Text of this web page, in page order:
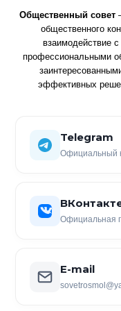
Общественный совет
общественного
взаимодействие
профессиональными
эффективных
Telegram
Официальный
Официальная
E-mail